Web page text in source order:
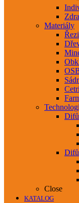
Materiály
Close
KATALOG